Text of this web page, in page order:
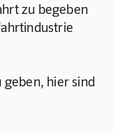
zu begeben
geben, hier sind